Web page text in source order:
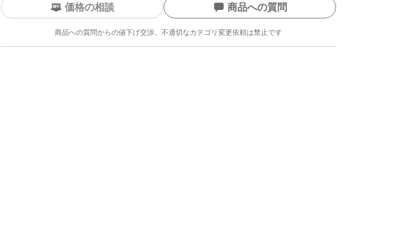
------------検索用------------
獺祭、十四代、黒龍、而今、鍋島、勝駒、花邑、花陽浴、新政、
価格の相談 商品への質問
商品への質問からの値下げ交渉、不適切なカテゴリ変更依頼は禁止です